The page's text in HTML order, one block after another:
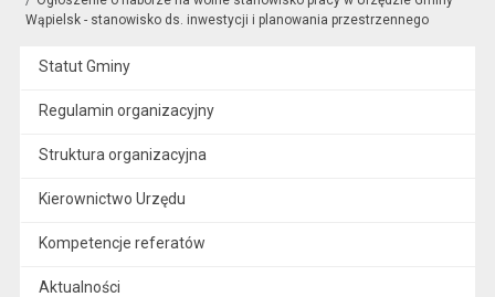
Wąpielsk - stanowisko ds. inwestycji i planowania przestrzennego
Statut Gminy
Regulamin organizacyjny
Struktura organizacyjna
Kierownictwo Urzędu
Kompetencje referatów
Aktualności